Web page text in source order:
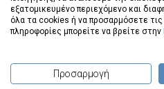
εξατομικευμένο περιεχόμενο και
όλα τα cookies ή να προσαρμόσετε
πληροφορίες μπορείτε να βρείτε στην
Προσαρμογή